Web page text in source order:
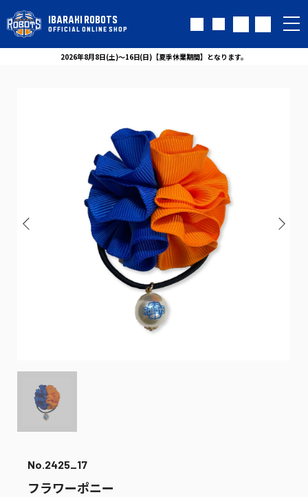
IBARAKI ROBOTS
OFFICIAL ONLINE SHOP
2026年8月8日(土)～16日(日)【夏季休業期間】となります。
No.2425_17
フラワーポニー